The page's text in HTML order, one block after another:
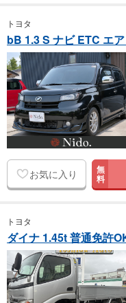
トヨタ
bB 1.3 S ナビ ETC エ
お気に入り 無
料
トヨタ
ダイナ 1.45t 普通免許